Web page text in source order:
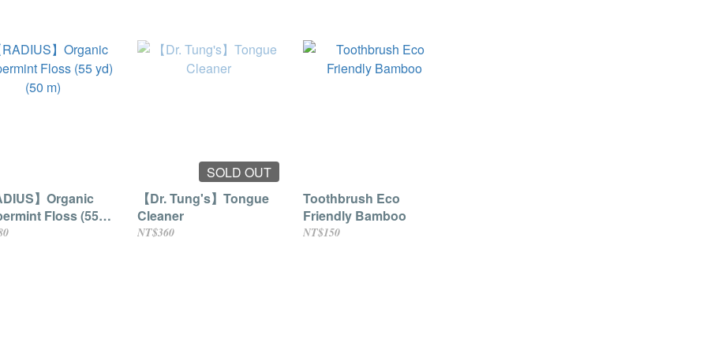
】Organic
Floss (55
m)
SOLD OUT
【Dr. Tung's】Tongue
Cleaner
NT$360
Toothbrush Eco
Friendly Bamboo
NT$150